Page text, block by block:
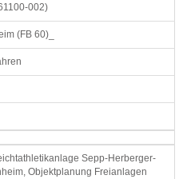
002)
(FB 60)_
Sepp-Herberger-
Objektplanung Freianlagen